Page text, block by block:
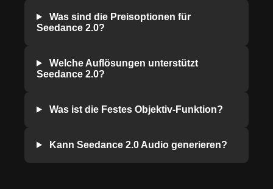
Was sind die Preisoptionen für
Seedance 2.0?
Welche Auflösungen unterstützt
Seedance 2.0?
Was ist die Festes Objektiv-Funktion?
Kann Seedance 2.0 Audio generieren?